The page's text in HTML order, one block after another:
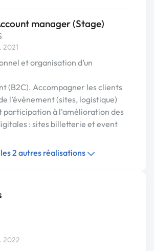
manager (Stage)
2021
et organisation d’un
(B2C). Accompagner les clients
l’évènement (sites, logistique)
participation à l’amélioration des
: sites billetterie et event
2 autres réalisations
2022